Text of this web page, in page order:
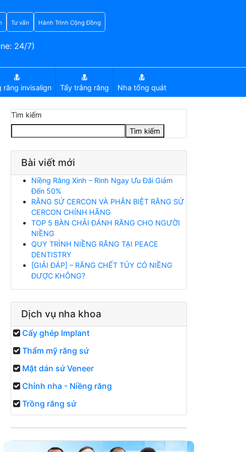
Tư vấn Hành Trình Cộng Đồng
24/7)
răng invisalign Tẩy trắng răng Nha tổng quát
Tìm kiếm
Tìm kiếm
Bài viết mới
Niềng Răng Xinh – Rinh Ngay Ưu Đãi Giảm
Đến 50%
RĂNG SỨ CERCON VÀ PHÂN BIỆT RĂNG SỨ
CERCON CHÍNH HÃNG
TOP 5 BÀN CHẢI ĐÁNH RĂNG CHO NGƯỜI
NIỀNG
QUY TRÌNH NIỀNG RĂNG TẠI PEACE
DENTISTRY
[GIẢI ĐÁP] – RĂNG CHẾT TỦY CÓ NIỀNG
ĐƯỢC KHÔNG?
Dịch vụ nha khoa
Cấy ghép Implant
Thẩm mỹ răng sứ
Mặt dán sứ Veneer
Chỉnh nha - Niềng răng
Trồng răng sứ